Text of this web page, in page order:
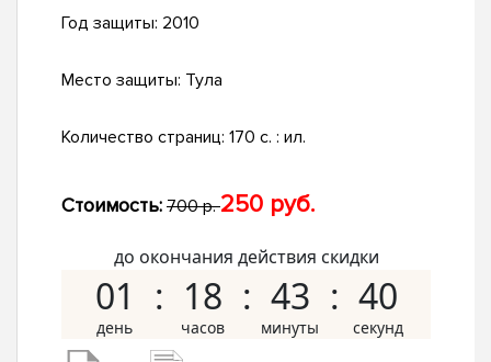
Год защиты: 2010
Место защиты: Тула
Количество страниц: 170 с. : ил.
Стоимость: 700 р.250 руб.
до окончания действия скидки
01 18 43 39